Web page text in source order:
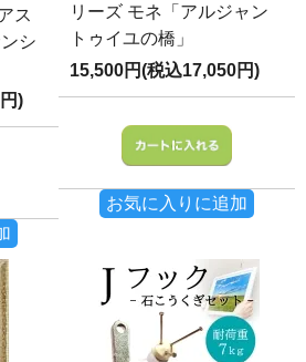
ス
シ
)
リーズ モネ「アルジャン
トゥイユの橋」
15,500円(税込17,050円)
お気に入りに追加